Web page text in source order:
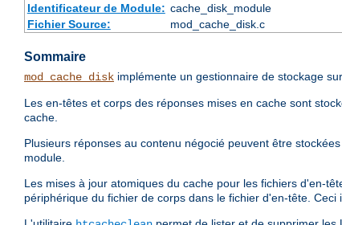
Identificateur de Module: cache_disk_module
Fichier Source:
mod_cache_disk.c
Sommaire
mod_cache_disk implémente un gestionnaire de stockage
Les en-têtes et corps des réponses mises en cache sont
cache.
Plusieurs réponses au contenu négocié peuvent être
module.
Les mises à jour atomiques du cache pour les fichiers d'en-
périphérique du fichier de corps dans le fichier d'en-tête.